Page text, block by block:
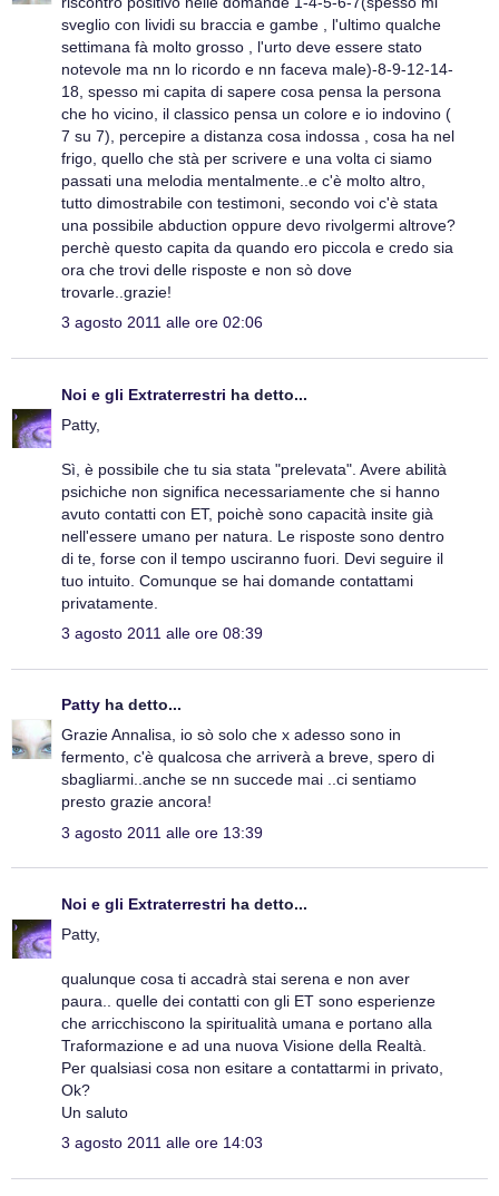
sveglio con lividi su braccia e gambe , l'ultimo qualche
settimana fà molto grosso , l'urto deve essere stato
notevole ma nn lo ricordo e nn faceva male)-8-9-12-14-
18, spesso mi capita di sapere cosa pensa la persona
che ho vicino, il classico pensa un colore e io indovino (
7 su 7), percepire a distanza cosa indossa , cosa ha nel
frigo, quello che stà per scrivere e una volta ci siamo
passati una melodia mentalmente..e c'è molto altro,
tutto dimostrabile con testimoni, secondo voi c'è stata
una possibile abduction oppure devo rivolgermi altrove?
perchè questo capita da quando ero piccola e credo sia
ora che trovi delle risposte e non sò dove
trovarle..grazie!
3 agosto 2011 alle ore 02:06
Noi e gli Extraterrestri ha detto...
Patty,
Sì, è possibile che tu sia stata "prelevata". Avere abilità
psichiche non significa necessariamente che si hanno
avuto contatti con ET, poichè sono capacità insite già
nell'essere umano per natura. Le risposte sono dentro
di te, forse con il tempo usciranno fuori. Devi seguire il
tuo intuito. Comunque se hai domande contattami
privatamente.
3 agosto 2011 alle ore 08:39
Patty ha detto...
Grazie Annalisa, io sò solo che x adesso sono in
fermento, c'è qualcosa che arriverà a breve, spero di
sbagliarmi..anche se nn succede mai ..ci sentiamo
presto grazie ancora!
3 agosto 2011 alle ore 13:39
Noi e gli Extraterrestri ha detto...
Patty,
qualunque cosa ti accadrà stai serena e non aver
paura.. quelle dei contatti con gli ET sono esperienze
che arricchiscono la spiritualità umana e portano alla
Traformazione e ad una nuova Visione della Realtà.
Per qualsiasi cosa non esitare a contattarmi in privato,
Ok?
Un saluto
3 agosto 2011 alle ore 14:03